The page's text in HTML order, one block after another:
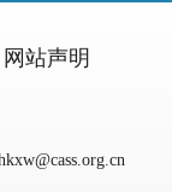
网站声明